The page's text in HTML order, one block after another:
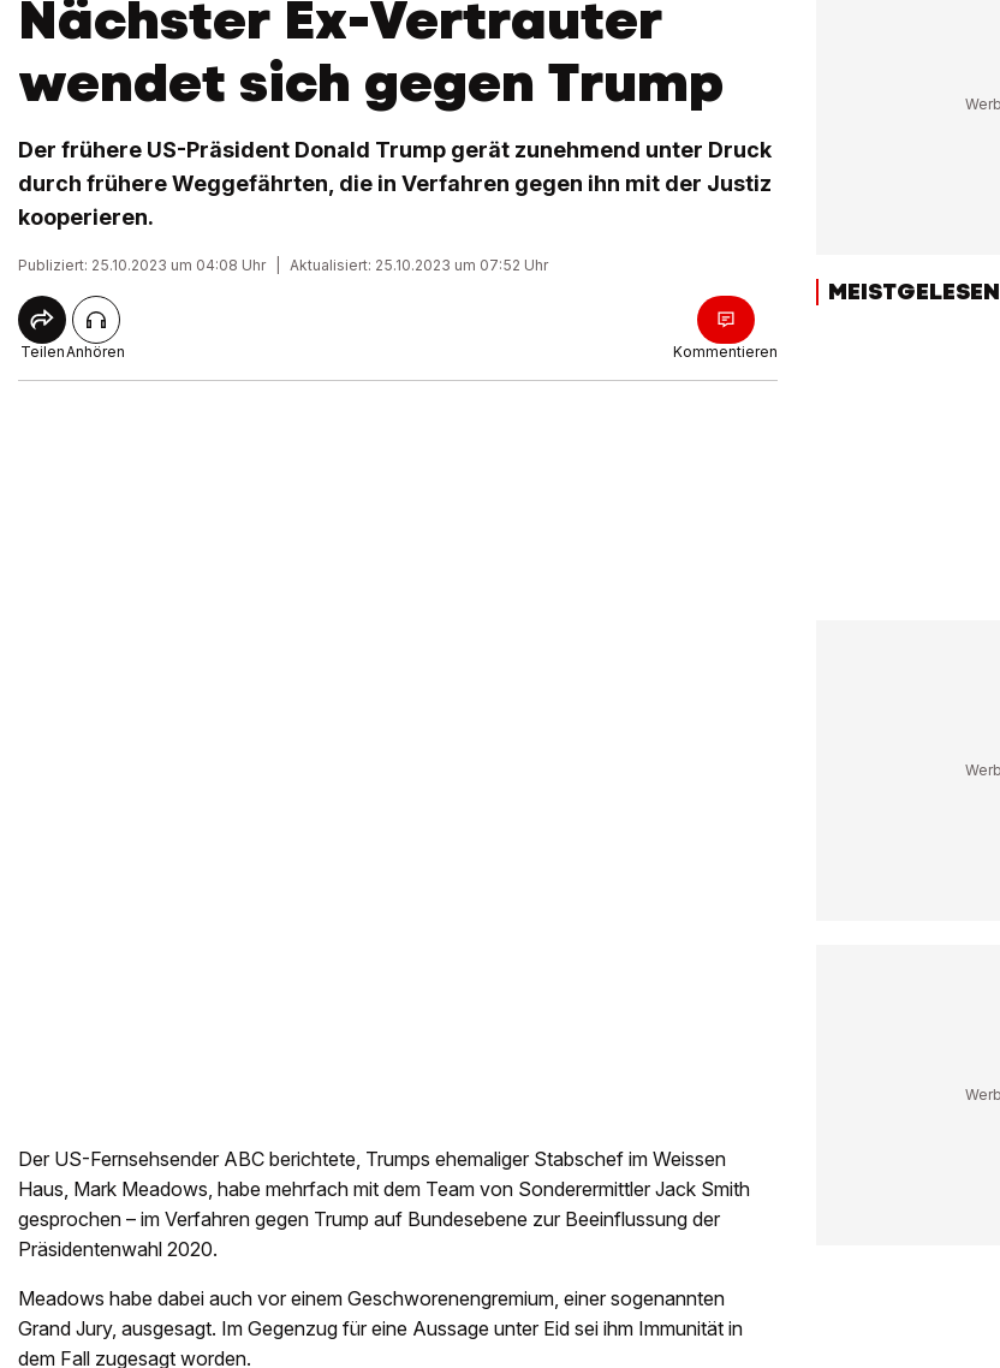
Nächster Ex-Vertrauter
wendet sich gegen Trump
Der frühere US-Präsident Donald Trump gerät zunehmend unter Druck
durch frühere Weggefährten, die in Verfahren gegen ihn mit der Justiz
kooperieren.
Publiziert: 25.10.2023 um 04:08 Uhr Aktualisiert: 25.10.2023 um 07:52 Uhr
TeilenAnhören Kommentieren
Der US-Fernsehsender ABC berichtete, Trumps ehemaliger Stabschef im Weissen
Haus, Mark Meadows, habe mehrfach mit dem Team von Sonderermittler Jack Smith
gesprochen – im Verfahren gegen Trump auf Bundesebene zur Beeinflussung der
Präsidentenwahl 2020.
Meadows habe dabei auch vor einem Geschworenengremium, einer sogenannten
Grand Jury, ausgesagt. Im Gegenzug für eine Aussage unter Eid sei ihm Immunität in
dem Fall zugesagt worden.
MEISTGELESEN